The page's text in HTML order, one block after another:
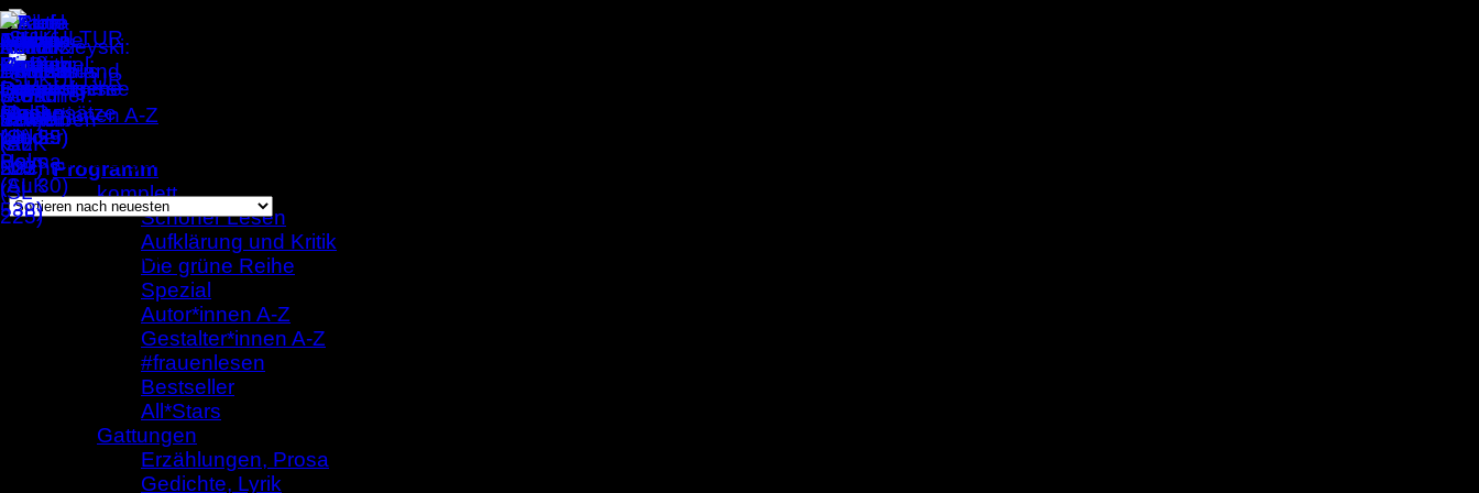
Zum
Inhalt
springen
Programm
komplett
Schöner Lesen
Aufklärung und Kritik
Die grüne Reihe
Spezial
Autor*innen A-Z
Gestalter*innen A-Z
#frauenlesen
Bestseller
All*Stars
Gattungen
Erzählungen, Prosa
Gedichte, Lyrik
Autor*innen A-Z
Einzelnes Ergebnis wird angezeigt
Kay Wolfinger